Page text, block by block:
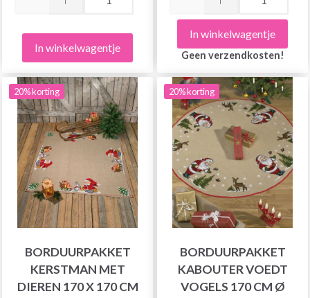
In winkelwagentje
In winkelwagentje
Geen verzendkosten!
20% korting
BORDUURPAKKET
KERSTMAN MET
DIEREN 170 X 170 CM
20% korting
BORDUURPAKKET
KABOUTER VOEDT
VOGELS 170 CM Ø